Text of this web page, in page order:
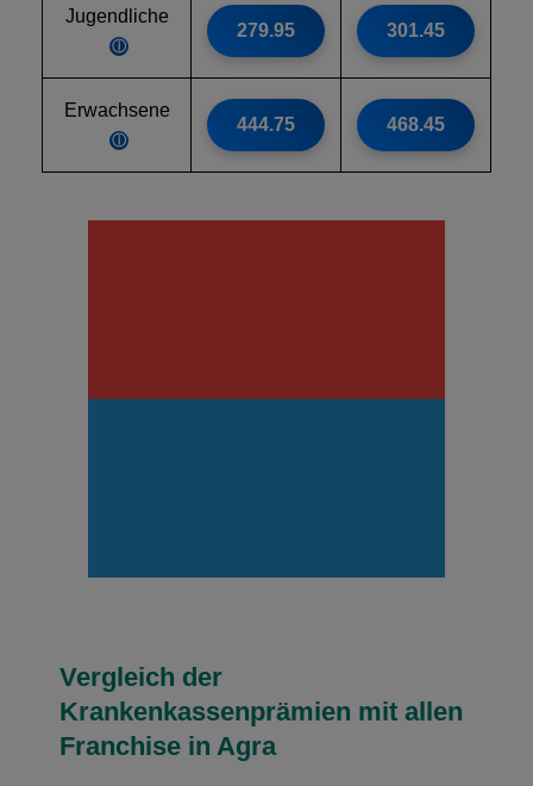
Jugendliche
ⓘ
279.95 301.45
Erwachsene
ⓘ
444.75 468.45
Vergleich der
Krankenkassenprämien mit allen
Franchise in Agra